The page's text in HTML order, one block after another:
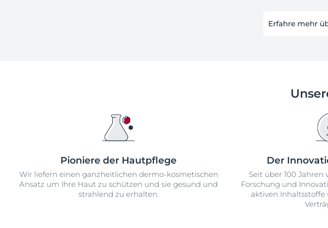
Erfahre mehr
Pioniere der Hautpflege
Wir liefern einen ganzheitlichen dermo-kosmetischen
Ansatz um Ihre Haut zu schützen und sie gesund und
strahlend zu erhalten.
Der
Seit über 100
Forschung und
aktiven